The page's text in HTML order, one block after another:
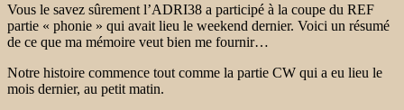
Vous le savez sûrement l’ADRI38 a participé à la coupe du REF
partie « phonie » qui avait lieu le weekend dernier. Voici un résumé
de ce que ma mémoire veut bien me fournir…
Notre histoire commence tout comme la partie CW qui a eu lieu le
mois dernier, au petit matin.